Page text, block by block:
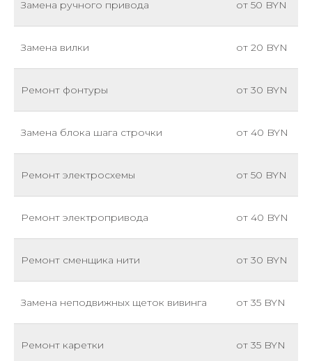
Замена ручного привода от 50 BYN
Замена вилки от 20 BYN
Ремонт фонтуры от 30 BYN
Замена блока шага строчки от 40 BYN
Ремонт электросхемы от 50 BYN
Ремонт электропривода от 40 BYN
Ремонт сменщика нити от 30 BYN
Замена неподвижных щеток вивинга от 35 BYN
Ремонт каретки от 35 BYN